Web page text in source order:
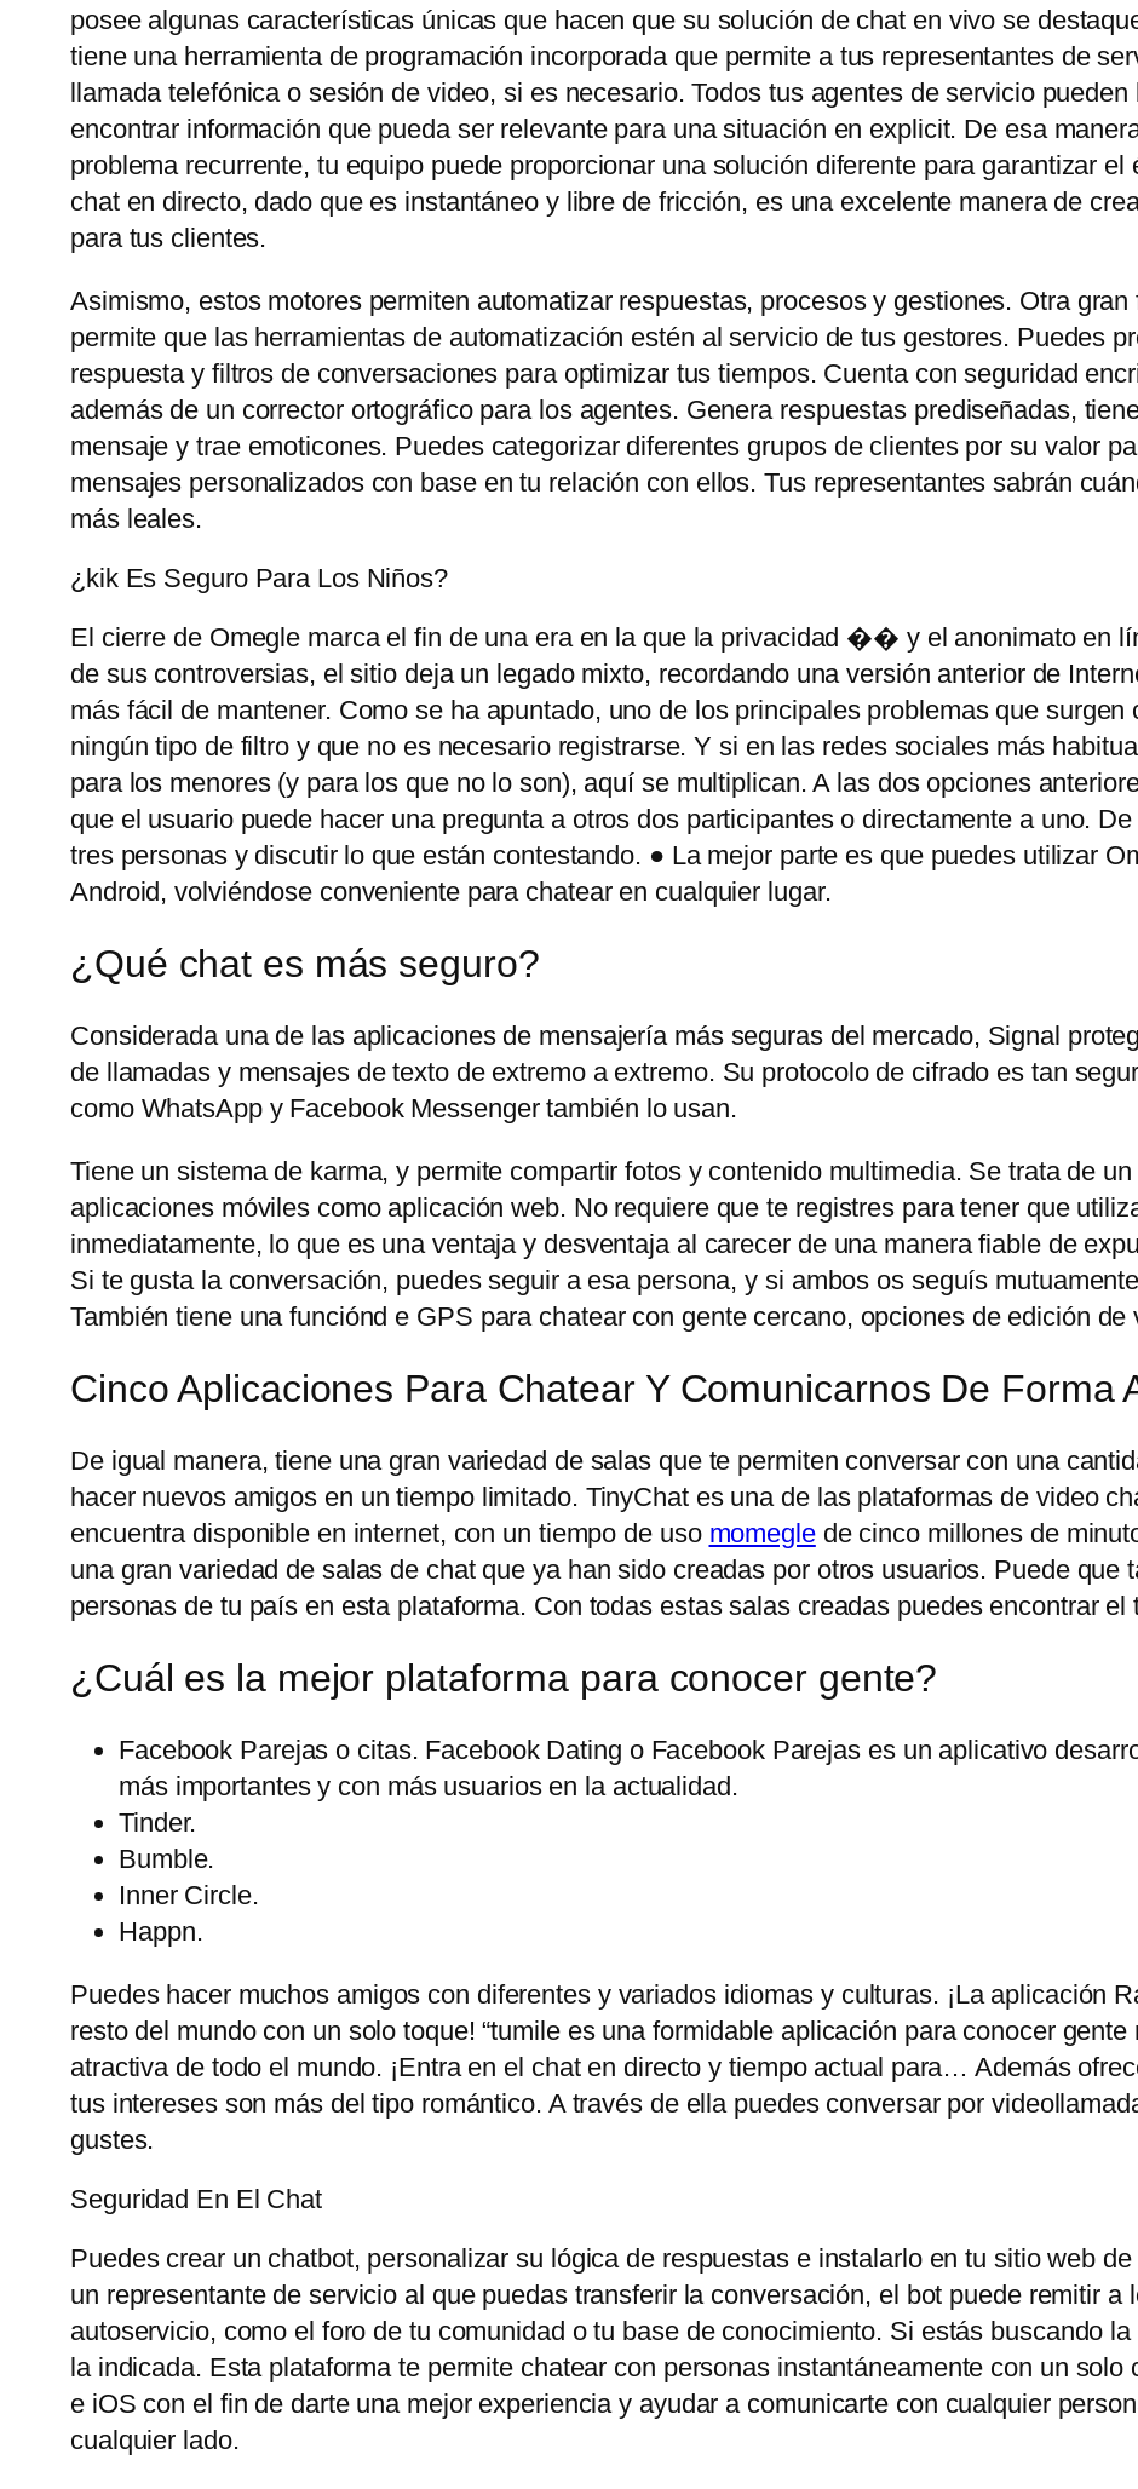
posee algunas características únicas que hacen que su solución de chat en vivo se
tiene una herramienta de programación incorporada que permite a tus representantes de
llamada telefónica o sesión de video, si es necesario. Todos tus agentes de servicio
encontrar información que pueda ser relevante para una situación en explicit. De esa
problema recurrente, tu equipo puede proporcionar una solución diferente para garantizar
chat en directo, dado que es instantáneo y libre de fricción, es una excelente manera de
para tus clientes.
Asimismo, estos motores permiten automatizar respuestas, procesos y gestiones. Otra
permite que las herramientas de automatización estén al servicio de tus gestores. Puedes
respuesta y filtros de conversaciones para optimizar tus tiempos. Cuenta con seguridad
además de un corrector ortográfico para los agentes. Genera respuestas prediseñadas,
mensaje y trae emoticones. Puedes categorizar diferentes grupos de clientes por su valor
mensajes personalizados con base ​​en tu relación con ellos. Tus representantes sabrán
más leales.
¿kik Es Seguro Para Los Niños?
El cierre de Omegle marca el fin de una era en la que la privacidad �� y el anonimato en
de sus controversias, el sitio deja un legado mixto, recordando una versión anterior de
más fácil de mantener. Como se ha apuntado, uno de los principales problemas que
ningún tipo de filtro y que no es necesario registrarse. Y si en las redes sociales más
para los menores (y para los que no lo son), aquí se multiplican. A las dos opciones
que el usuario puede hacer una pregunta a otros dos participantes o directamente a uno.
tres personas y discutir lo que están contestando. ● La mejor parte es que puedes utilizar
Android, volviéndose conveniente para chatear en cualquier lugar.
¿Qué chat es más seguro?
Considerada una de las aplicaciones de mensajería más seguras del mercado, Signal
de llamadas y mensajes de texto de extremo a extremo. Su protocolo de cifrado es tan
como WhatsApp y Facebook Messenger también lo usan.
Tiene un sistema de karma, y permite compartir fotos y contenido multimedia. Se trata de
aplicaciones móviles como aplicación web. No requiere que te registres para tener que
inmediatamente, lo que es una ventaja y desventaja al carecer de una manera fiable de
Si te gusta la conversación, puedes seguir a esa persona, y si ambos os seguís
También tiene una funciónd e GPS para chatear con gente cercano, opciones de edición de
Cinco Aplicaciones Para Chatear Y Comunicarnos De Forma
De igual manera, tiene una gran variedad de salas que te permiten conversar con una
hacer nuevos amigos en un tiempo limitado. TinyChat es una de las plataformas de video
encuentra disponible en internet, con un tiempo de uso momeglede cinco millones de
una gran variedad de salas de chat que ya han sido creadas por otros usuarios. Puede que
personas de tu país en esta plataforma. Con todas estas salas creadas puedes encontrar el
¿Cuál es la mejor plataforma para conocer gente?
Facebook Parejas o citas. Facebook Dating o Facebook Parejas es un aplicativo
más importantes y con más usuarios en la actualidad.
Tinder.
Bumble.
Inner Circle.
Happn.
Puedes hacer muchos amigos con diferentes y variados idiomas y culturas. ¡La aplicación
resto del mundo con un solo toque! “tumile es una formidable aplicación para conocer
atractiva de todo el mundo. ¡Entra en el chat en directo y tiempo actual para… Además
tus intereses son más del tipo romántico. A través de ella puedes conversar por
gustes.
Seguridad En El Chat
Puedes crear un chatbot, personalizar su lógica de respuestas e instalarlo en tu sitio web
un representante de servicio al que puedas transferir la conversación, el bot puede remitir a
autoservicio, como el foro de tu comunidad o tu base de conocimiento. Si estás buscando
la indicada. Esta plataforma te permite chatear con personas instantáneamente con un solo
e iOS con el fin de darte una mejor experiencia y ayudar a comunicarte con cualquier
cualquier lado.